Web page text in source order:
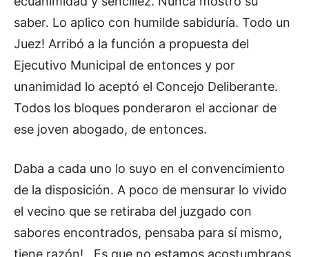
saber. Lo aplico con humilde sabiduría. Todo un
Juez! Arribó a la función a propuesta del
Ejecutivo Municipal de entonces y por
unanimidad lo aceptó el Concejo Deliberante.
Todos los bloques ponderaron el accionar de
ese joven abogado, de entonces.
Daba a cada uno lo suyo en el convencimiento
de la disposición. A poco de mensurar lo vivido
el vecino que se retiraba del juzgado con
sabores encontrados, pensaba para sí mismo,
tiene razón!. Es que no estamos acostumbraos